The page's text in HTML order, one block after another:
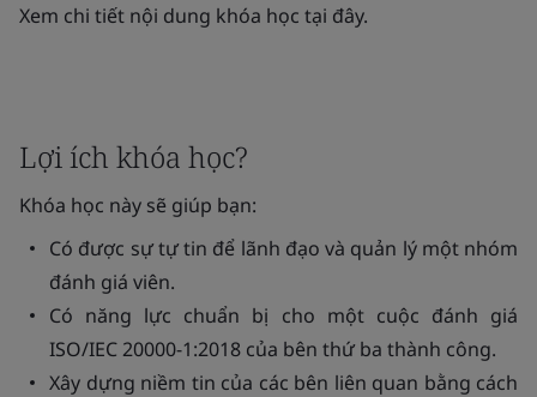
Xem chi tiết nội dung khóa học tại đây.
Lợi ích khóa học?
Khóa học này sẽ giúp bạn:
Có được sự tự tin để lãnh đạo và quản lý một nhóm
đánh giá viên.
Có năng lực chuẩn bị cho một cuộc đánh giá
ISO/IEC 20000-1:2018 của bên thứ ba thành công.
Xây dựng niềm tin của các bên liên quan bằng cách